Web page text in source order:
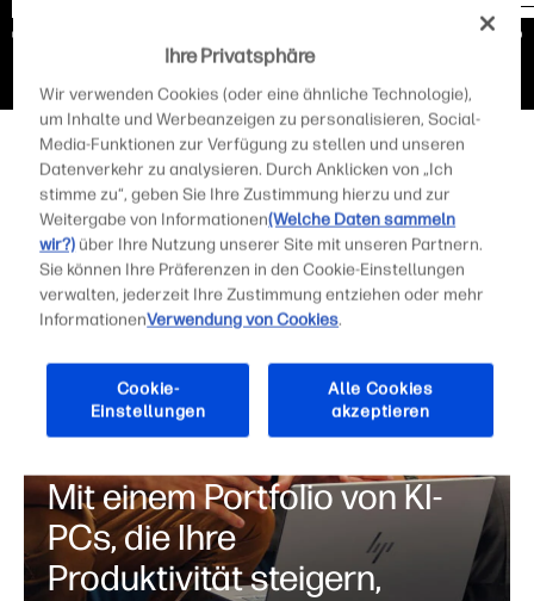
Mit einem Portfolio von KI-
PCs, die Ihre
Produktivität steigern,
Ihre Privatsphäre
Wir verwenden Cookies (oder eine ähnliche Technologie),
um Inhalte und Werbeanzeigen zu personalisieren, Social-
Media-Funktionen zur Verfügung zu stellen und unseren
Datenverkehr zu analysieren. Durch Anklicken von „Ich
stimme zu“, geben Sie Ihre Zustimmung hierzu und zur
Weitergabe von Informationen(Welche Daten sammeln
wir?) über Ihre Nutzung unserer Site mit unseren Partnern.
Sie können Ihre Präferenzen in den Cookie-Einstellungen
verwalten, jederzeit Ihre Zustimmung entziehen oder mehr
InformationenVerwendung von Cookies.
Cookie-
Einstellungen
Alle Cookies
akzeptieren